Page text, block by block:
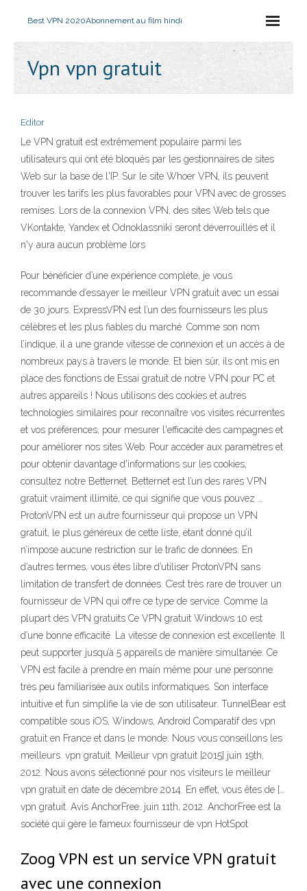
Best VPN 2020Abonnement au film hindi
Vpn vpn gratuit
Editor
Le VPN gratuit est extrêmement populaire parmi les
utilisateurs qui ont été bloqués par les gestionnaires de sites
Web sur la base de l'IP. Sur le site Whoer VPN, ils peuvent
trouver les tarifs les plus favorables pour VPN avec de grosses
remises. Lors de la connexion VPN, des sites Web tels que
VKontakte, Yandex et Odnoklassniki seront déverrouillés et il
n'y aura aucun problème lors
Pour bénéficier d’une expérience complète, je vous
recommande d’essayer le meilleur VPN gratuit avec un essai
de 30 jours. ExpressVPN est l’un des fournisseurs les plus
célèbres et les plus fiables du marché. Comme son nom
l’indique, il a une grande vitesse de connexion et un accès à de
nombreux pays à travers le monde. Et bien sûr, ils ont mis en
place des fonctions de Essai gratuit de notre VPN pour PC et
autres appareils ! Nous utilisons des cookies et autres
technologies similaires pour reconnaître vos visites récurrentes
et vos préférences, pour mesurer l'efficacité des campagnes et
pour améliorer nos sites Web. Pour accéder aux paramètres et
pour obtenir davantage d'informations sur les cookies,
consultez notre Betternet. Betternet est l’un des rares VPN
gratuit vraiment illimité, ce qui signifie que vous pouvez …
ProtonVPN est un autre fournisseur qui propose un VPN
gratuit, le plus généreux de cette liste, étant donné qu’il
n’impose aucune restriction sur le trafic de données. En
d’autres termes, vous êtes libre d’utiliser ProtonVPN sans
limitation de transfert de données. C’est très rare de trouver un
fournisseur de VPN qui offre ce type de service. Comme la
plupart des VPN gratuits Ce VPN gratuit Windows 10 est
d’une bonne efficacité. La vitesse de connexion est excellente. Il
peut supporter jusqu’à 5 appareils de manière simultanée. Ce
VPN est facile à prendre en main même pour une personne
très peu familiarisée aux outils informatiques. Son interface
intuitive et fun simplifie la vie de son utilisateur. TunnelBear est
compatible sous iOS, Windows, Android Comparatif des vpn
gratuit en France et dans le monde. Nous vous conseillons les
meilleurs. vpn gratuit. Meilleur vpn gratuit [2015] juin 19th,
2012. Nous avons sélectionné pour nos visiteurs le meilleur
vpn gratuit en date de décembre 2014. En effet, vous êtes de […
vpn gratuit. Avis AnchorFree. juin 11th, 2012. AnchorFree est la
société qui gère le fameux fournisseur de vpn HotSpot
Zoog VPN est un service VPN gratuit
avec une connexion